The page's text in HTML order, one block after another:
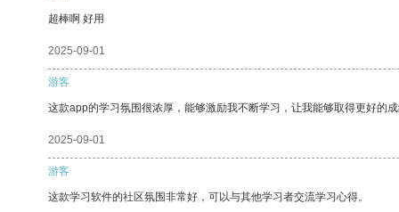
超棒啊 好用
2025-09-01
游客
这款app的学习氛围很浓厚，能够激励我不断学习，让我能够取得更好的
2025-09-01
游客
这款学习软件的社区氛围非常好，可以与其他学习者交流学习心得。